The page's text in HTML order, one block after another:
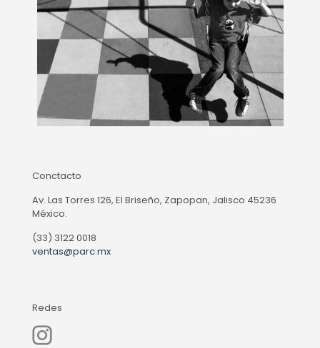
Conctacto
Av. Las Torres 126, El Briseño, Zapopan, Jalisco 45236
México.
(33) 3122 0018
ventas@parc.mx
Redes